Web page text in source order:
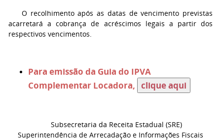
O recolhimento após as datas de vencimento previstas
acarretará a cobrança de acréscimos legais a partir dos
respectivos vencimentos.
Para emissão da Guia do IPVA
Complementar Locadora, clique aqui
Subsecretaria da Receita Estadual (SRE)
Superintendência de Arrecadação e Informações Fiscais